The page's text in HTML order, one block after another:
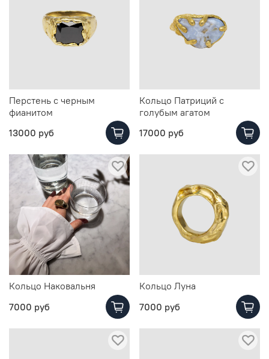
Перстень с черным
фианитом
13000 руб
Кольцо Патриций с
голубым агатом
17000 руб
Кольцо Наковальня
7000 руб
Кольцо Луна
7000 руб